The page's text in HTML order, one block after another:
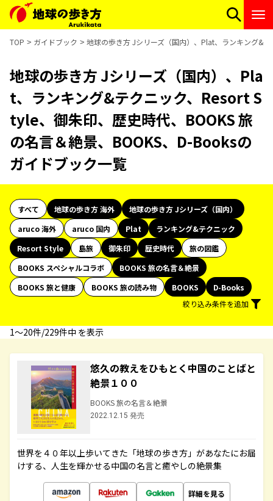
TOP ガイドブック 地球の歩き方 Jシリーズ（国内）、Plat、ランキング&
地球の歩き方 Jシリーズ（国内）、Pla
t、ランキング&テクニック、Resort S
tyle、御朱印、歴史時代、BOOKS 旅
の名言＆絶景、BOOKS、D-Booksの
ガイドブック一覧
すべて 地球の歩き方 海外
地球の歩き方 Jシリーズ（国内）
aruco 海外
aruco 国内 Plat
ランキング&テクニック
Resort Style
島旅 御朱印 歴史時代
旅の図鑑
BOOKS スペシャルコラボ
BOOKS 旅の名言＆絶景
BOOKS 旅と健康
BOOKS 旅の読み物 BOOKS
D-Books
絞り込み条件を追加
1〜20件/229件中 を表示
悠久の教えをひもとく中国のことばと
絶景１００
BOOKS 旅の名言＆絶景
2022.12.15 発売
世界を４０年以上歩いてきた「地球の歩き方」があなたにお届
けする、人生を輝かせる中国の名言と癒やしの絶景集
詳細を見る